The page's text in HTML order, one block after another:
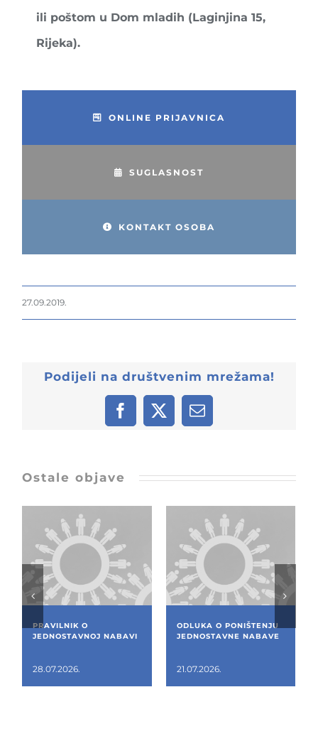
ili poštom u Dom mladih (Laginjina 15,
Rijeka).
ONLINE PRIJAVNICA
SUGLASNOST
KONTAKT OSOBA
27.09.2019.
Podijeli na društvenim mrežama!
Facebook
X Email:
Ostale objave
PRAVILNIK O
JEDNOSTAVNOJ NABAVI
28.07.2026.
ODLUKA O PONIŠTENJU
JEDNOSTAVNE NABAVE
21.07.2026.